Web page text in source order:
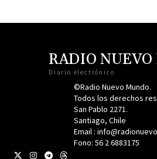
RADIO
Diario electrónico
©Radio Nuevo Mundo.
Todos los derechos
San Pablo 2271.
Santiago, Chile
Email :
Fono: 56 2 6883175